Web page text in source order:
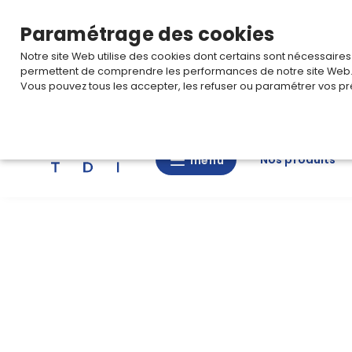
menu
menu Nos produits
Paramétrage des cookies
Notre site Web utilise des cookies dont certains sont
permettent de comprendre les performances de notre site Web.
Vous pouvez tous les accepter, les refuser ou paramétrer vos